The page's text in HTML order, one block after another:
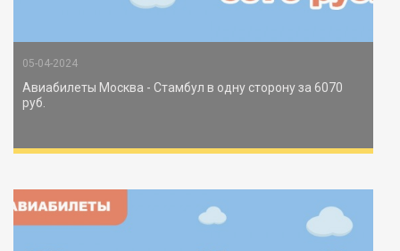
05-04-2024
Авиабилеты Москва - Стамбул в одну сторону за 6070
руб.